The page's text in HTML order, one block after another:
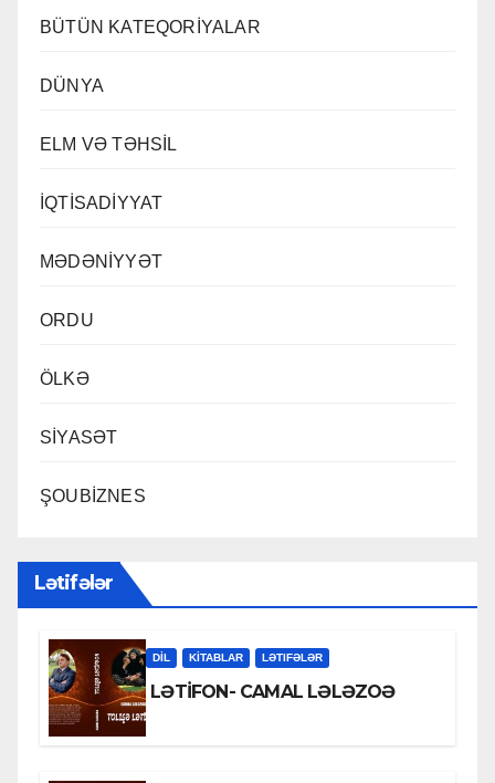
BÜTÜN KATEQORİYALAR
DÜNYA
ELM VƏ TƏHSİL
İQTİSADİYYAT
MƏDƏNİYYƏT
ORDU
ÖLKƏ
SİYASƏT
ŞOUBİZNES
Lətifələr
DİL KİTABLAR LƏTIFƏLƏR
LƏTİFON- CAMAL LƏLƏZOƏ